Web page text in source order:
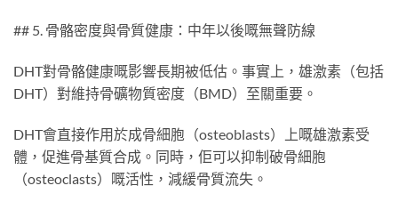
## 5. 骨骼密度與骨質健康：中年以後嘅無聲防線
DHT對骨骼健康嘅影響長期被低估。事實上，雄激素（包括
DHT）對維持骨礦物質密度（BMD）至關重要。
DHT會直接作用於成骨細胞（osteoblasts）上嘅雄激素受
體，促進骨基質合成。同時，佢可以抑制破骨細胞
（osteoclasts）嘅活性，減緩骨質流失。